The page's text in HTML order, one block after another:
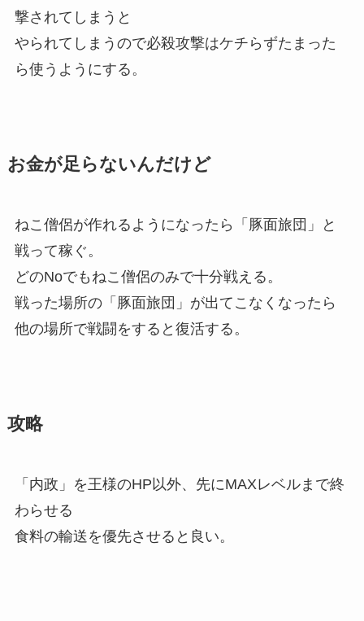
撃されてしまうと
やられてしまうので必殺攻撃はケチらずたまった
ら使うようにする。
お金が足らないんだけど
ねこ僧侶が作れるようになったら「豚面旅団」と
戦って稼ぐ。
どのNoでもねこ僧侶のみで十分戦える。
戦った場所の「豚面旅団」が出てこなくなったら
他の場所で戦闘をすると復活する。
攻略
「内政」を王様のHP以外、先にMAXレベルまで終
わらせる
食料の輸送を優先させると良い。